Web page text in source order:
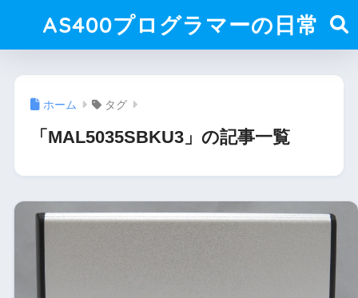
AS400プログラマーの日常
ホーム タグ
「MAL5035SBKU3」の記事一覧